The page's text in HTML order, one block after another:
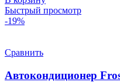
Быстрый просмотр
-19%
Сравнить
Автокондиционер